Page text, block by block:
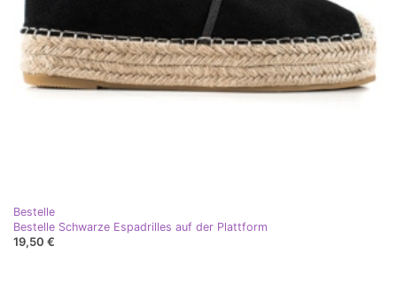
Bestelle
Bestelle Schwarze Espadrilles auf der Plattform
19,50 €